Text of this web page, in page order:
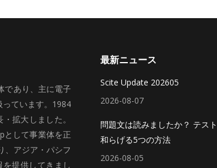
であり、主に電子
っています。1984
拡大しました。
として事業体を正
、アジア・パシフ
提供してきまし
最新ニュース
Scite Update 202605
2026-08-07
問題文は読みましたか？ テス
和らげる5つの方法
2026-08-05